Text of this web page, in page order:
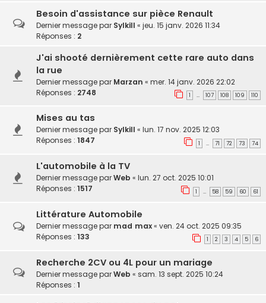
Besoin d'assistance sur pièce Renault
Dernier message par Sylkill « jeu. 15 janv. 2026 11:34
Réponses : 2
J'ai shooté dernièrement cette rare auto dans
la rue
Dernier message par Marzan « mer. 14 janv. 2026 22:02
Réponses : 2748 1 … 107 108 109 110
Mises au tas
Dernier message par Sylkill « lun. 17 nov. 2025 12:03
Réponses : 1847 1 … 71 72 73 74
L'automobile à la TV
Dernier message parWeb « lun. 27 oct. 2025 10:01
Réponses : 1517 1 … 58 59 60 61
Littérature Automobile
Dernier message par mad max« ven. 24 oct. 2025 09:35
Réponses : 133 1 2 3 4 5 6
Recherche 2CV ou 4L pour un mariage
Dernier message parWeb « sam. 13 sept. 2025 10:24
Réponses : 1